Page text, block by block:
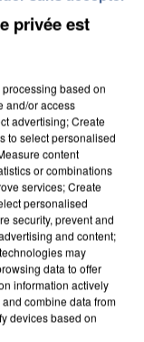
privée est
based on
and/or access
advertising; Create
to select personalised
content
or combinations
services; Create
personalised
security, prevent and
and content;
may
data to offer
information actively
combine data from
devices based on